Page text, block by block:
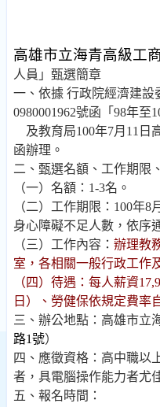
高雄市立海青高級工
人員」甄選簡章
一、依據 行政院經濟建設
0980001962號函「 98年至
及教育局100年7月 11 日
函辦理。
二、甄選名額、工作期限
（一）名額： 1-3名。
（二）工作期限： 100年8月
身心障礙不足人數，依序
（三）工作內容： 辦理教
室，各相關一般行政工作
（四）待遇：每人薪資
日）、勞健保依規定費率
三、辦公地點：高雄市立
路1號）
四、應徵資格：高中職以
者，具電腦操作能力者尤
五、報名時間：